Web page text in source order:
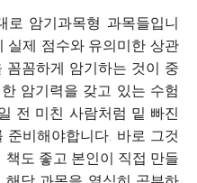
로 암기과목형 과목들입니
실제 점수와 유의미한 상관
꼼하게 암기하는 것이 중
암기력을 갖고 있는 수험
전 미친 사람처럼 밑 빠진
비해야합니다. 바로 그것
도 좋고 본인이 직접 만들